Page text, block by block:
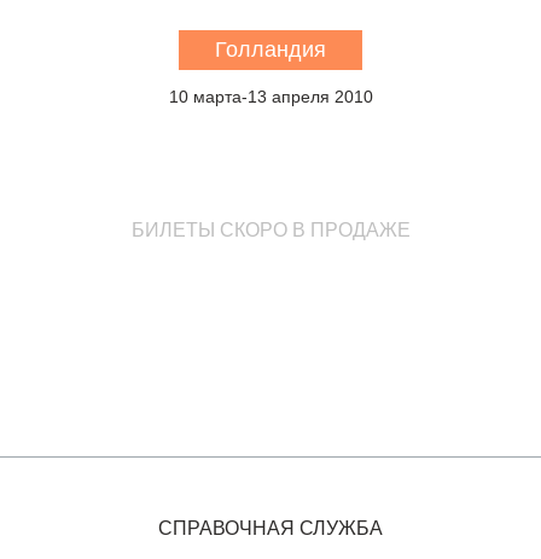
Голландия
10 марта-13 апреля 2010
БИЛЕТЫ СКОРО В ПРОДАЖЕ
СПРАВОЧНАЯ СЛУЖБА